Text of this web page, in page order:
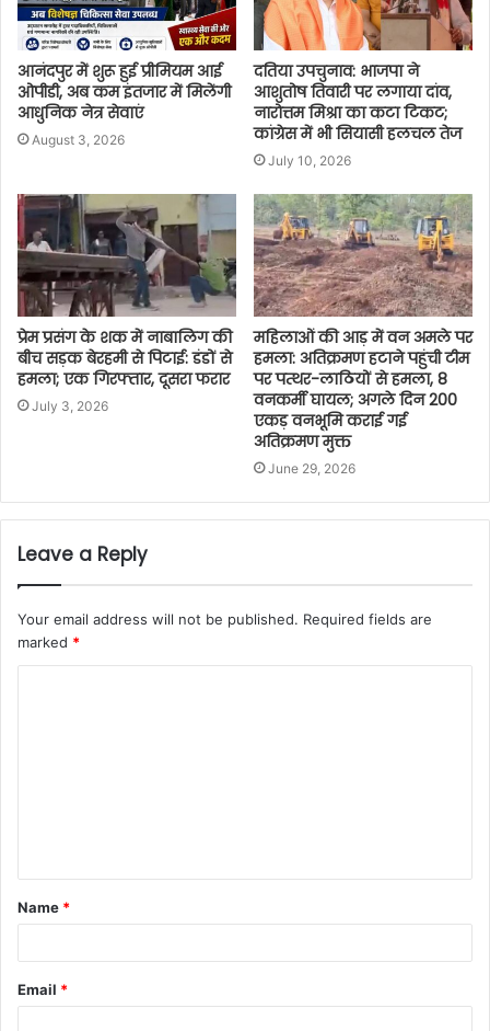
आनंदपुर में शुरू हुई प्रीमियम आई
ओपीडी, अब कम इंतजार में मिलेंगी
आधुनिक नेत्र सेवाएं
August 3, 2026
दतिया उपचुनाव: भाजपा ने
आशुतोष तिवारी पर लगाया दांव,
नारोत्तम मिश्रा का कटा टिकट;
कांग्रेस में भी सियासी हलचल तेज
July 10, 2026
प्रेम प्रसंग के शक में नाबालिग की
बीच सड़क बेरहमी से पिटाई: डंडों से
हमला; एक गिरफ्तार, दूसरा फरार
July 3, 2026
महिलाओं की आड़ में वन अमले पर
हमला: अतिक्रमण हटाने पहुंची टीम
पर पत्थर-लाठियों से हमला, 8
वनकर्मी घायल; अगले दिन 200
एकड़ वनभूमि कराई गई
अतिक्रमण मुक्त
June 29, 2026
Leave a Reply
Your email address will not be published. Required fields are
marked *
t
*
Name *
Email *